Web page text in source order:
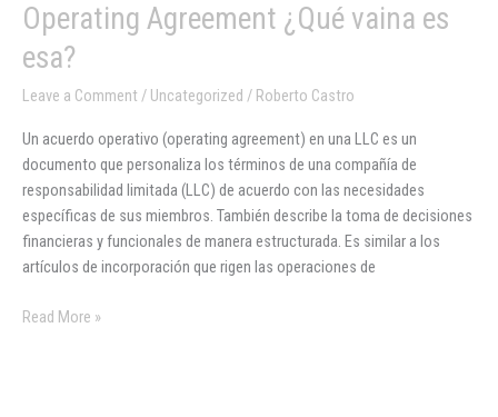
Operating Agreement ¿Qué vaina es
esa?
Leave a Comment / Uncategorized / Roberto Castro
Un acuerdo operativo (operating agreement) en una LLC es un
documento que personaliza los términos de una compañía de
responsabilidad limitada (LLC) de acuerdo con las necesidades
específicas de sus miembros. También describe la toma de decisiones
financieras y funcionales de manera estructurada. Es similar a los
artículos de incorporación que rigen las operaciones de
Operating
Agreement
¿Qué
vaina
esa?
Read More »